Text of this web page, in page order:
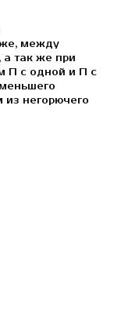
между
так же при
П с одной и П с
из негорючего